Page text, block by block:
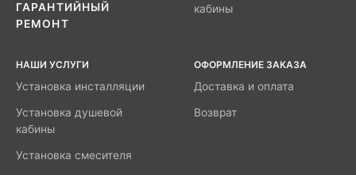
ГАРАНТИЙНЫЙ
РЕМОНТ
кабины
НАШИ УСЛУГИ
Установка инсталляции
Установка душевой
кабины
Установка смесителя
ОФОРМЛЕНИЕ ЗАКАЗА
Доставка и оплата
Возврат